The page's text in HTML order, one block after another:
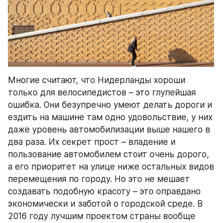
Многие считают, что Нидерланды хороши
только для велосипедистов – это глупейшая
ошибка. Они безупречно умеют делать дороги и
ездить на машине там одно удовольствие, у них
даже уровень автомобилизации выше нашего в
два раза. Их секрет прост – владение и
пользование автомобилем стоит очень дорого,
а его приоритет на улице ниже остальных видов
перемещения по городу. Но это не мешает
создавать подобную красоту – это оправдано
экономически и заботой о городской среде. В
2016 году лучшим проектом страны вообще